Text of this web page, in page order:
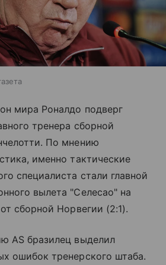
мира Роналдо подверг
тренера сборной
По мнению
именно тактические
специалиста стали главной
вылета "Селесао" на
сборной Норвегии (2:1).
AS бразилец выделил
ошибок тренерского штаба.